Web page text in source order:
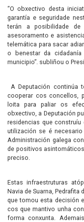
“O obxectivo desta
garantía e seguridade
terán a posibilidade de
asesoramento e
telemática para sacar
o benestar da
municipio”. subliñou o
A Deputación continúa
cooperar cos concellos,
loita para paliar os
obxectivo, a Deputación
residencias que
utilización se é
Administración galega
de positivos
preciso.
Estas infraestruturas
Navia de Suarna, Pedrafita
que tomou esta decisión
cos que mantivo unha
forma conxunta.